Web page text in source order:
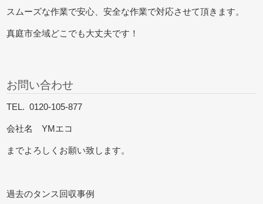
スムーズな作業で安心、安全な作業で対応させて頂きます。
真庭市全域どこでも大丈夫です！
お問い合わせ
TEL. 0120-105-877
会社名 YMエコ
までよろしくお願い致します。
過去のタンス回収事例